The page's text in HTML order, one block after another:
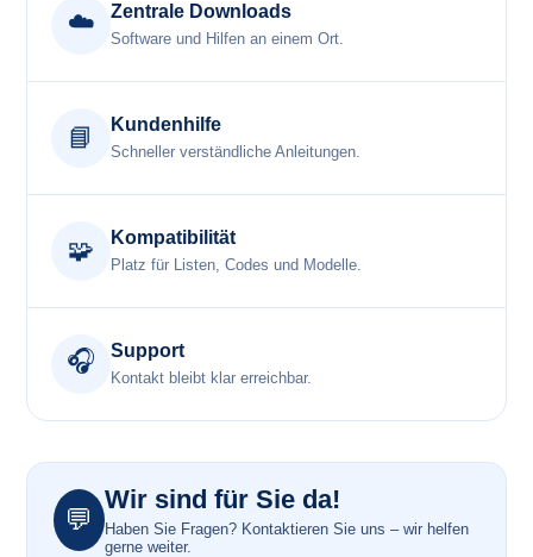
☁️ Zentrale Downloads
Software und Hilfen an einem Ort.
📘 Kundenhilfe
Schneller verständliche Anleitungen.
🧩 Kompatibilität
Platz für Listen, Codes und Modelle.
🎧 Support
Kontakt bleibt klar erreichbar.
💬
Wir sind für Sie da!
Haben Sie Fragen? Kontaktieren Sie uns – wir helfen
gerne weiter.